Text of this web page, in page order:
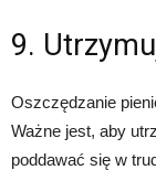
9.
Oszczędzanie
Ważne jest, aby
poddawać się w